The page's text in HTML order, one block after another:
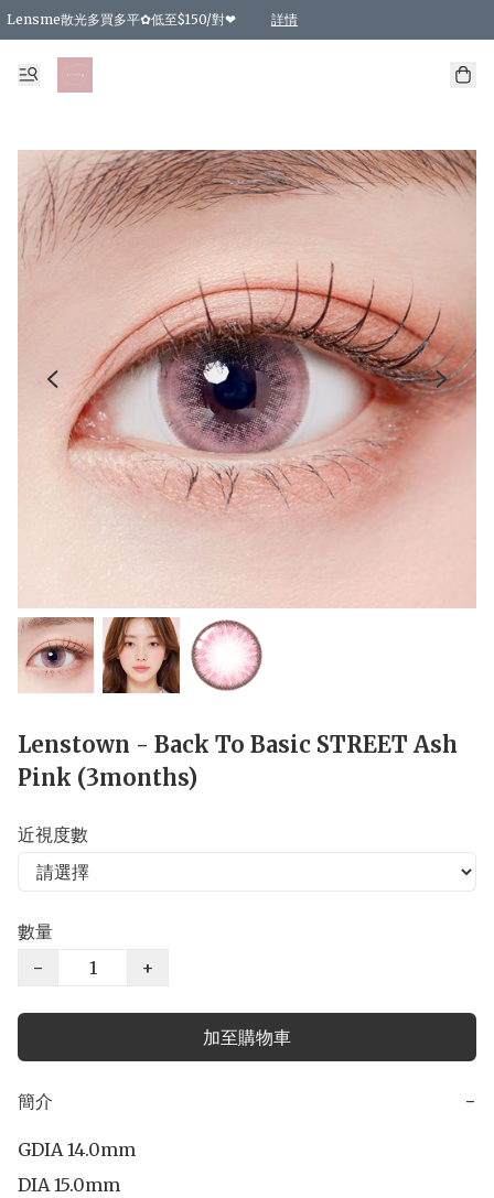
Lensme散光多買多平✿低至$150/對❤ 詳情
台灣Karacon⁩✧日拋 特價清貨❁⃘
日本韓國多款日/月拋現貨☼ 特價❤︎數量有限 售完即止
🇰🇷韓國多款月拋現貨 特價兩對$99✿數量有限 售完即止♫
精選商品，任選買2件或以上9 折；買4件或以上85 折；買6件或以上8 折
精選商品，任選買2件HKD 140.00；買4件HKD 260.00
精選商品，任選買2件HKD 190.00；買4件HKD 360.00
精選商品，任選買2件HKD 110.00；買4件HKD 180.00
精選商品，任選買2件HKD 170.00；買4件HKD 320.00
精選商品，任選買2件或以上減HKD 148.00
精選商品，任選買2件或以上減HKD 148.00
精選商品，任選買2件或以上95 折；買4件或以上9 折；買6件或以上85 折；買8件
精選商品，任選買12件或以上87 折
精選商品，任選買2件或以上減HKD 16.00；買4件或以上減HKD 32.00；買6
精選商品，任選買2件或以上95 折；買4件或以上9 折；買8件或以上85 折；買12
購物滿 HKD 800.00即享免運費優惠！（適用於 特定的送貨方式 )
Lenstown - Back To Basic STREET Ash
Pink (3months)
近視度數
數量
−
+
加至購物車
簡介 −
GDIA 14.0mm
DIA 15.0mm